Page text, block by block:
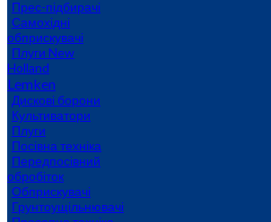
Прес-підбирачі
Самохідні
обприскувачі
Плуги New
Holland
Lemken
Дискові борони
Культиватори
Плуги
Посівна техніка
Передпосівний
обробіток
Обприскувачі
Грунтоущільнювачі